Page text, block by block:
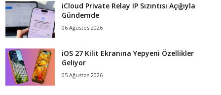
iCloud Private Relay IP Sızıntısı Açığıyla
Gündemde
06 Ağustos 2026
iOS 27 Kilit Ekranına Yepyeni Özellikler
Geliyor
05 Ağustos 2026